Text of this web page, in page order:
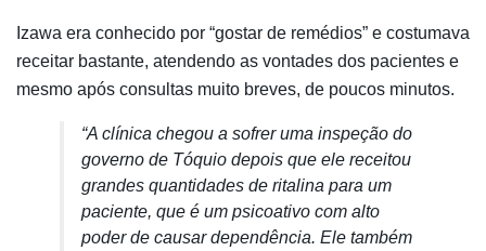
Izawa era conhecido por “gostar de remédios” e costumava
receitar bastante, atendendo as vontades dos pacientes e
mesmo após consultas muito breves, de poucos minutos.
“A clínica chegou a sofrer uma inspeção do
governo de Tóquio depois que ele receitou
grandes quantidades de ritalina para um
paciente, que é um psicoativo com alto
poder de causar dependência. Ele também